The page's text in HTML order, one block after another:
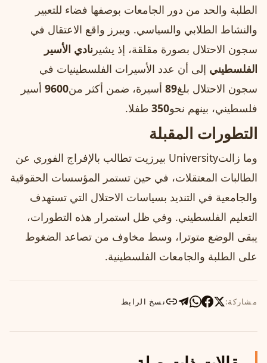
الطلبة والحد من دور الجامعات بوصفها فضاء للتعبير
والنشاط الطلابي والسياسي. ويبرز واقع الاعتقال في
سجون الاحتلال بصورة مقلقة، إذ يشير نادي الأسير
الفلسطيني إلى أن عدد الأسيرات الفلسطينيات في
سجون الاحتلال بلغ89 أسيرة، ضمن أكثر من9600 أسير
فلسطيني، بينهم نحو350 طفلا.
التطورات المقبلة
وما زالتUniversity بيرزيت تطالب بالإفراج الفوري عن
الطالبات المعتقلات، في حين تستمر المؤسسات الحقوقية
والجامعية في التنديد بسياسات الاحتلال التي تستهدف
التعليم الفلسطيني. وفي ظل استمرار هذه التطورات،
يبقى الوضع متوترا، وسط مخاوف من تصاعد الضغوط
على الطلبة والجامعات الفلسطينية.
مشاركة: نسخ الرابط